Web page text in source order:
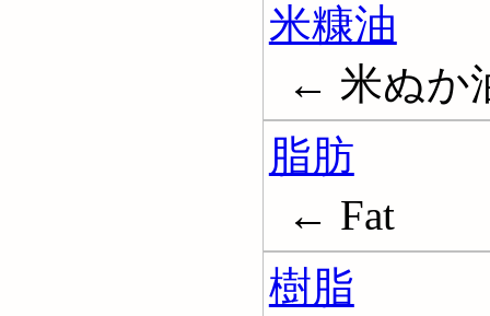
米糠油
← 米ぬか
脂肪
← Fat
樹脂